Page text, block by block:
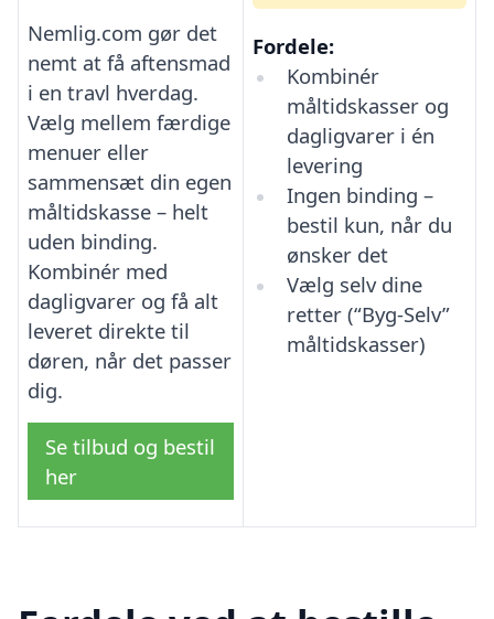
Nemlig.com gør det
nemt at få aftensmad
i en travl hverdag.
Vælg mellem færdige
menuer eller
sammensæt din egen
måltidskasse – helt
uden binding.
Kombinér med
dagligvarer og få alt
leveret direkte til
døren, når det passer
dig.
Se tilbud og bestil
her
Fordele:
Kombinér
måltidskasser og
dagligvarer i én
levering
Ingen binding –
bestil kun, når du
ønsker det
Vælg selv dine
retter (“Byg-Selv”
måltidskasser)